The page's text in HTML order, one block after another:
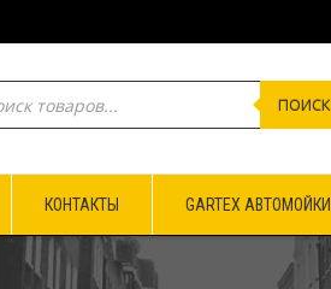
ПОИСК
КОНТАКТЫ GARTEX АВТОМОЙКИ